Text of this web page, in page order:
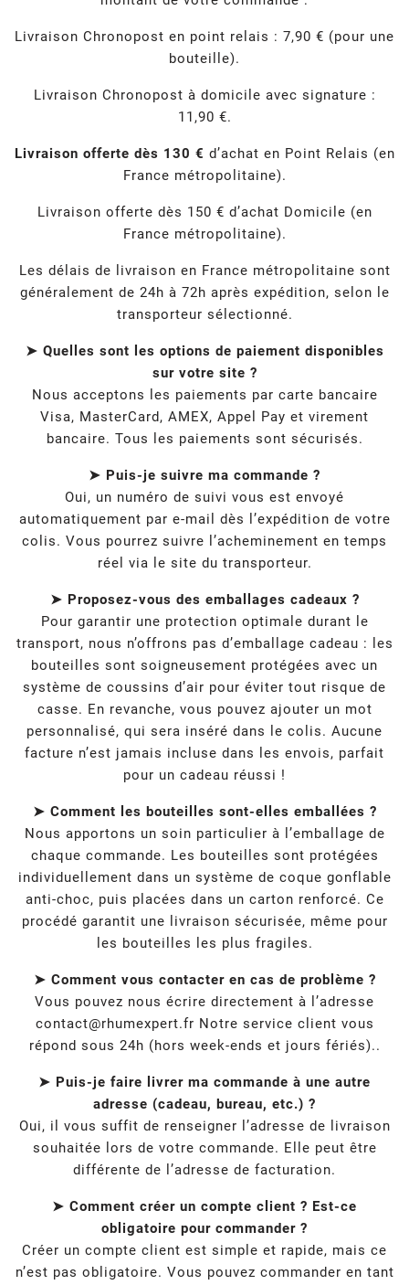
Livraison Chronopost en point relais : 7,90 € (pour une
bouteille).
Livraison Chronopost à domicile avec signature :
11,90 €.
Livraison offerte dès 130 € d’achat en Point Relais (en
France métropolitaine).
Livraison offerte dès 150 € d’achat Domicile (en
France métropolitaine).
Les délais de livraison en France métropolitaine sont
généralement de 24h à 72h après expédition, selon le
transporteur sélectionné.
➤ Quelles sont les options de paiement disponibles
sur votre site ?
Nous acceptons les paiements par carte bancaire
Visa, MasterCard, AMEX, Appel Pay et virement
bancaire. Tous les paiements sont sécurisés.
➤ Puis-je suivre ma commande ?
Oui, un numéro de suivi vous est envoyé
automatiquement par e-mail dès l’expédition de votre
colis. Vous pourrez suivre l’acheminement en temps
réel via le site du transporteur.
➤ Proposez-vous des emballages cadeaux ?
Pour garantir une protection optimale durant le
transport, nous n’offrons pas d’emballage cadeau : les
bouteilles sont soigneusement protégées avec un
système de coussins d’air pour éviter tout risque de
casse. En revanche, vous pouvez ajouter un mot
personnalisé, qui sera inséré dans le colis. Aucune
facture n’est jamais incluse dans les envois, parfait
pour un cadeau réussi !
➤ Comment les bouteilles sont-elles emballées ?
Nous apportons un soin particulier à l’emballage de
chaque commande. Les bouteilles sont protégées
individuellement dans un système de coque gonflable
anti-choc, puis placées dans un carton renforcé. Ce
procédé garantit une livraison sécurisée, même pour
les bouteilles les plus fragiles.
➤ Comment vous contacter en cas de problème ?
Vous pouvez nous écrire directement à l’adresse
contact@rhumexpert.fr Notre service client vous
répond sous 24h (hors week-ends et jours fériés)..
➤ Puis-je faire livrer ma commande à une autre
adresse (cadeau, bureau, etc.) ?
Oui, il vous suffit de renseigner l’adresse de livraison
souhaitée lors de votre commande. Elle peut être
différente de l’adresse de facturation.
➤ Comment créer un compte client ? Est-ce
obligatoire pour commander ?
Créer un compte client est simple et rapide, mais ce
n’est pas obligatoire. Vous pouvez commander en tant